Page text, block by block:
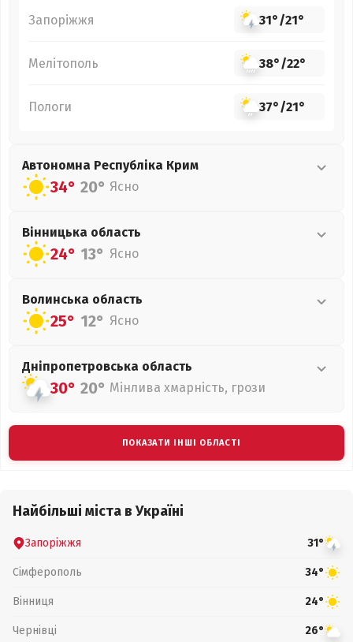
Запоріжжя 31°/21°
Мелітополь 38°/22°
Пологи 37°/21°
Автономна Республіка Крим
34° 20° Ясно
Вінницька область
24° 13° Ясно
Волинська область
25° 12° Ясно
Дніпропетровська область
30° 20° Мінлива хмарність, грози
ПОКАЗАТИ ІНШІ ОБЛАСТІ
Найбільші міста в Україні
Запоріжжя 31°
Сімферополь 34°
Вінниця 24°
Чернівці 26°